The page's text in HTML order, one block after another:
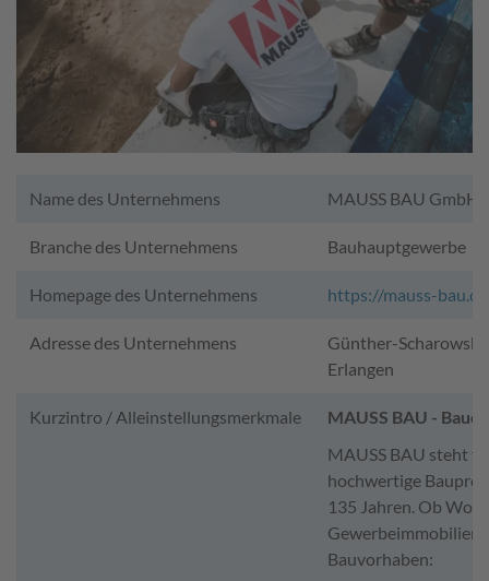
Name des Unternehmens MAUSS BAU GmbH
Branche des Unternehmens Bauhauptgewerbe
Homepage des Unternehmens https://mauss-bau.de
Adresse des Unternehmens
Günther-
Erlangen
Kurzintro / Alleinstellungsmerkmale
MAUSS BAU -
MAUSS BAU steht
hochwertige
135 Jahren. Ob
Gewerbeimmobilien
Bauvorhaben: